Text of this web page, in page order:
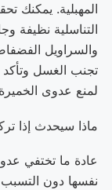
المهبلية. يمكنك
التناسلية نظيفة
والسراويل
تجنب الغسل وتأكد
لمنع عدوى
ماذا سيحدث إذا
عادة ما تختفي
نفسها دون